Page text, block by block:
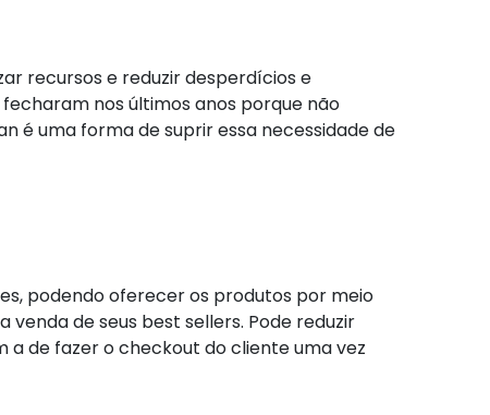
recursos e reduzir desperdícios e
nos últimos anos porque não
é uma forma de suprir essa necessidade de
podendo oferecer os produtos por meio
de seus best sellers. Pode reduzir
a de fazer o checkout do cliente uma vez